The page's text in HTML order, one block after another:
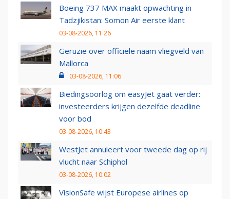
Boeing 737 MAX maakt opwachting in
Tadzjikistan: Somon Air eerste klant
03-08-2026, 11:26
Geruzie over officiële naam vliegveld van
Mallorca
03-08-2026, 11:06
Biedingsoorlog om easyJet gaat verder:
investeerders krijgen dezelfde deadline
voor bod
03-08-2026, 10:43
WestJet annuleert voor tweede dag op rij
vlucht naar Schiphol
03-08-2026, 10:02
VisionSafe wijst Europese airlines op